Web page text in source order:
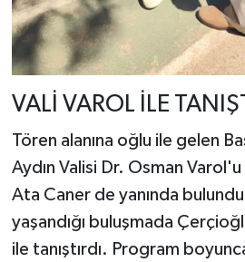
VALİ VAROL İLE
Tören alanına oğlu ile gelen
Aydın Valisi Dr. Osman Varol'u
Ata Caner de yanında
yaşandığı buluşmada
ile tanıştırdı. Program